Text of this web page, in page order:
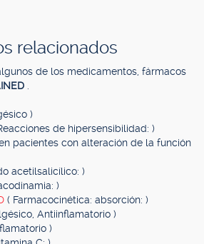
relacionados
de los medicamentos, fármacos
)
de hipersensibilidad: )
pacientes con alteración de la función
acetilsalicílico: )
)
( Farmacocinética: absorción: )
Antiinflamatorio )
)